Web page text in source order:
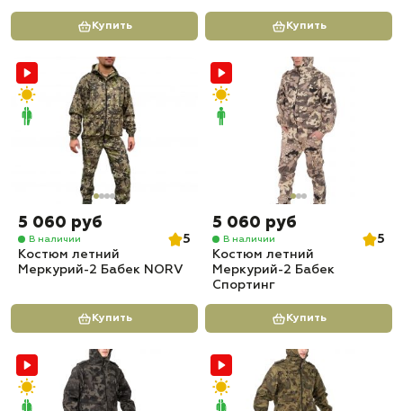
Купить Купить
5 060 руб
В наличии
5
Костюм летний
Меркурий-2 Бабек NORV
Купить
5 060 руб
В наличии
5
Костюм летний
Меркурий-2 Бабек
Спортинг
Купить